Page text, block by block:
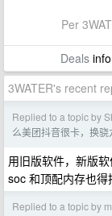
Per
Deals
3WATER's recent
Replied to a topic by
么美团抖音很卡，换骁
用旧版软件，新版
soc 和顶配内存也得
Replied to a topic by